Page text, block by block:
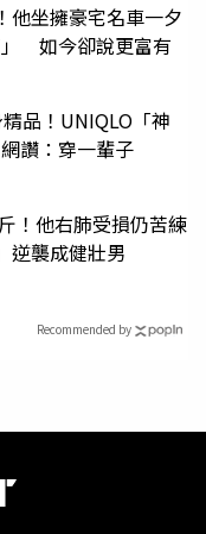
他坐擁豪宅名車一夕
如今卻說更富有
品！UNIQLO「神
讚：穿一輩子
！他右肺受損仍苦練
襲成健壯男
Recommended by